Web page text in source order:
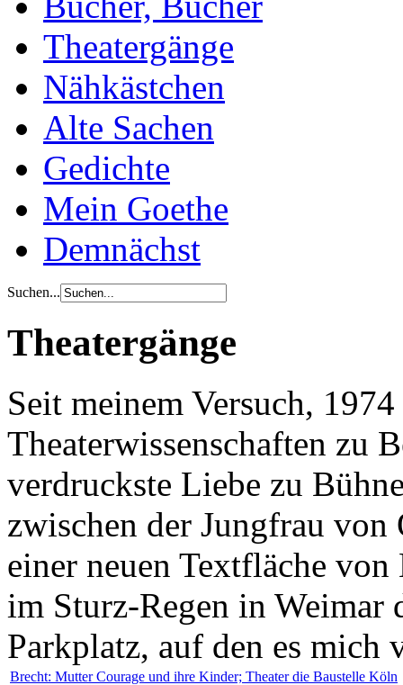
Theatergänge
Nähkästchen
Alte Sachen
Gedichte
Mein Goethe
Demnächst
Suchen...
Theatergänge
Seit meinem Versuch,
Theaterwissenschaften zu
verdruckste Liebe zu
zwischen der Jungfrau
einer neuen Textfläche
im Sturz-Regen in Weimar
Parkplatz, auf den es mich
Brecht: Mutter Courage und ihre Kinder; Theater die Baustelle Köln